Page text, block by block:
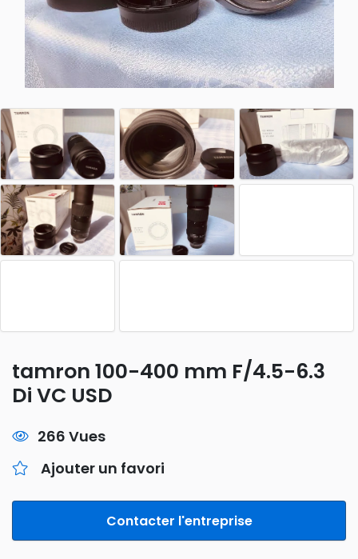
tamron 100-400 mm F/4.5-6.3
Di VC USD
266 Vues
Ajouter un favori
Contacter l'entreprise